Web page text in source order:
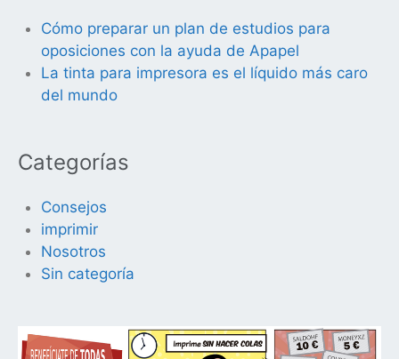
Cómo preparar un plan de estudios para
oposiciones con la ayuda de Apapel
La tinta para impresora es el líquido más caro
del mundo
Categorías
Consejos
imprimir
Nosotros
Sin categoría